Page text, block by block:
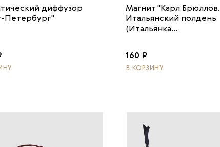
диффузор
Петербург"
Магнит "Карл Брюллов.
Итальянский полдень
(Итальянка...
160 ₽
В КОРЗИНУ